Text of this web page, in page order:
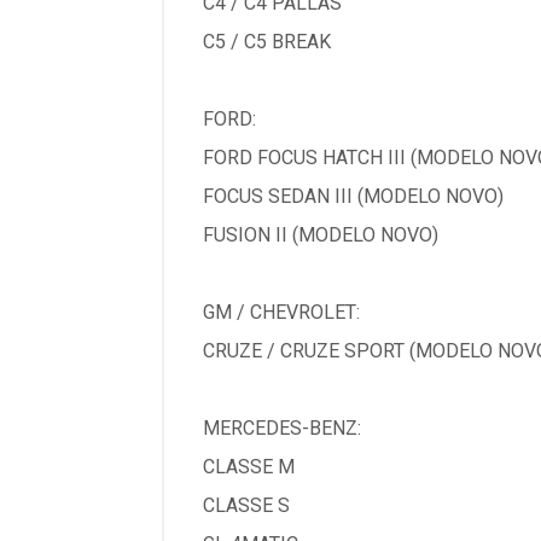
C5 / C5 BREAK
FORD:
FORD FOCUS HATCH III (MODELO
FOCUS SEDAN III (MODELO NOVO)
FUSION II (MODELO NOVO)
GM / CHEVROLET:
CRUZE / CRUZE SPORT (MODELO
MERCEDES-BENZ:
CLASSE M
CLASSE S